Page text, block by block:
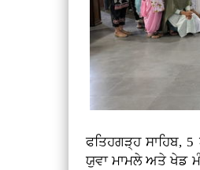
ਫਤਿਹਗੜ੍ਹ ਸਾਹਿਬ,
ਯੁਵਾ ਮਾਮਲੇ ਅਤੇ ਖੇਡ